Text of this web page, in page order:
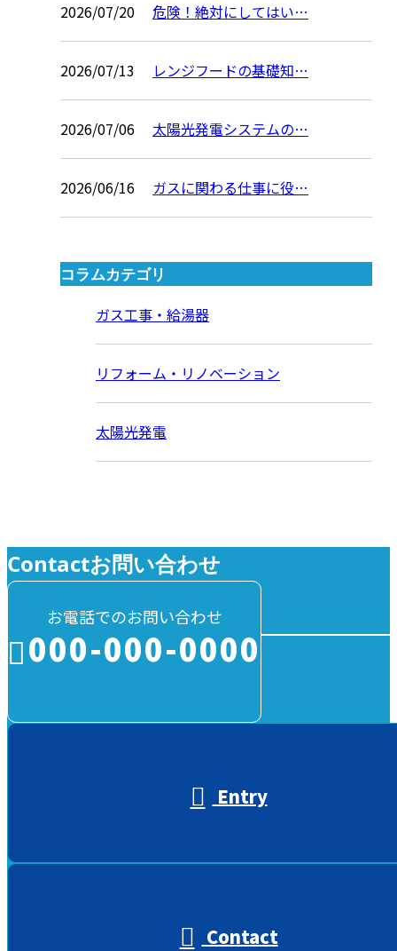
2026/07/20 危険！絶対にしてはい…
2026/07/13 レンジフードの基礎知…
2026/07/06 太陽光発電システムの…
2026/06/16 ガスに関わる仕事に役…
コラムカテゴリ
ガス工事・給湯器
リフォーム・リノベーション
太陽光発電
Contactお問い合わせ
お電話でのお問い合わせ
000-000-0000
Entry
Contact